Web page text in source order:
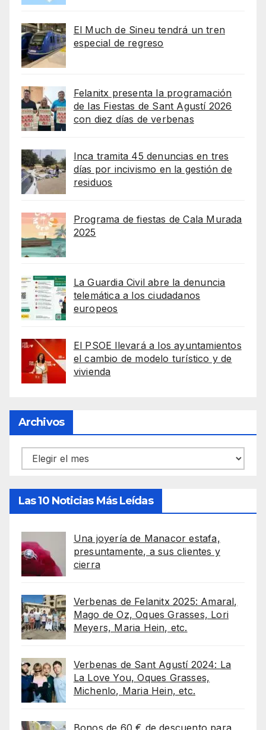
El Much de Sineu tendrá un tren
especial de regreso
Felanitx presenta la programación
de las Fiestas de Sant Agustí 2026
con diez días de verbenas
Inca tramita 45 denuncias en tres
días por incivismo en la gestión de
residuos
Programa de fiestas de Cala Murada
2025
La Guardia Civil abre la denuncia
telemática a los ciudadanos
europeos
El PSOE llevará a los ayuntamientos
el cambio de modelo turístico y de
vivienda
Archivos
Archivos
Las 10 Noticias Más Leídas
Una joyería de Manacor estafa,
presuntamente, a sus clientes y
cierra
Verbenas de Felanitx 2025: Amaral,
Mago de Oz, Oques Grasses, Lori
Meyers, Maria Hein, etc.
Verbenas de Sant Agustí 2024: La
La Love You, Oques Grasses,
Michenlo, Maria Hein, etc.
Bonos de 60 € de descuento para